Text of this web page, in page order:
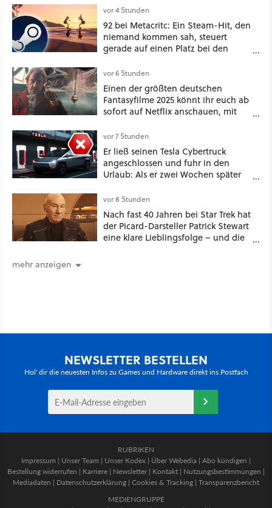
vor 4 Stunden
92 bei Metacritc: Ein Steam-Hit, den
niemand kommen sah, steuert
gerade auf einen Platz bei den
vor 6 Stunden
Einen der größten deutschen
Fantasyfilme 2025 könnt ihr euch ab
sofort auf Netflix anschauen, mit
vor 7 Stunden
Er ließ seinen Tesla Cybertruck
angeschlossen und fuhr in den
Urlaub: Als er zwei Wochen später
mehr an [Best of GameStar]
vor 8 Stunden
Nach fast 40 Jahren bei Star Trek hat
der Picard-Darsteller Patrick Stewart
eine klare Lieblingsfolge – und die
mehr anzeigen
NEWSLETTER BESTELLEN
Hol' dir die neuesten Infos zu Games und Hardware direkt ins Postfach
RUBRIKEN
Impressum | Unser Team | Unser Kodex | Über Webedia | Abo kündigen |
Bestellung widerrufen | Karriere | Newsletter | Kontakt | Nutzungsbestimmungen |
Mediadaten | Datenschutzerklärung | Cookies & Tracking | Transparenzbericht
MEDIENGRUPPE